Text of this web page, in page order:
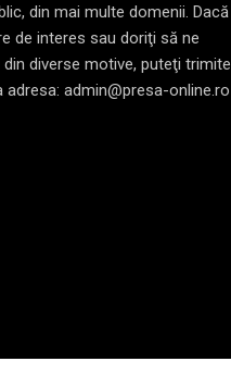
din mai multe domenii. Dacă
de interes sau doriţi să ne
diverse motive, puteţi trimite
adresa: admin@presa-online.ro